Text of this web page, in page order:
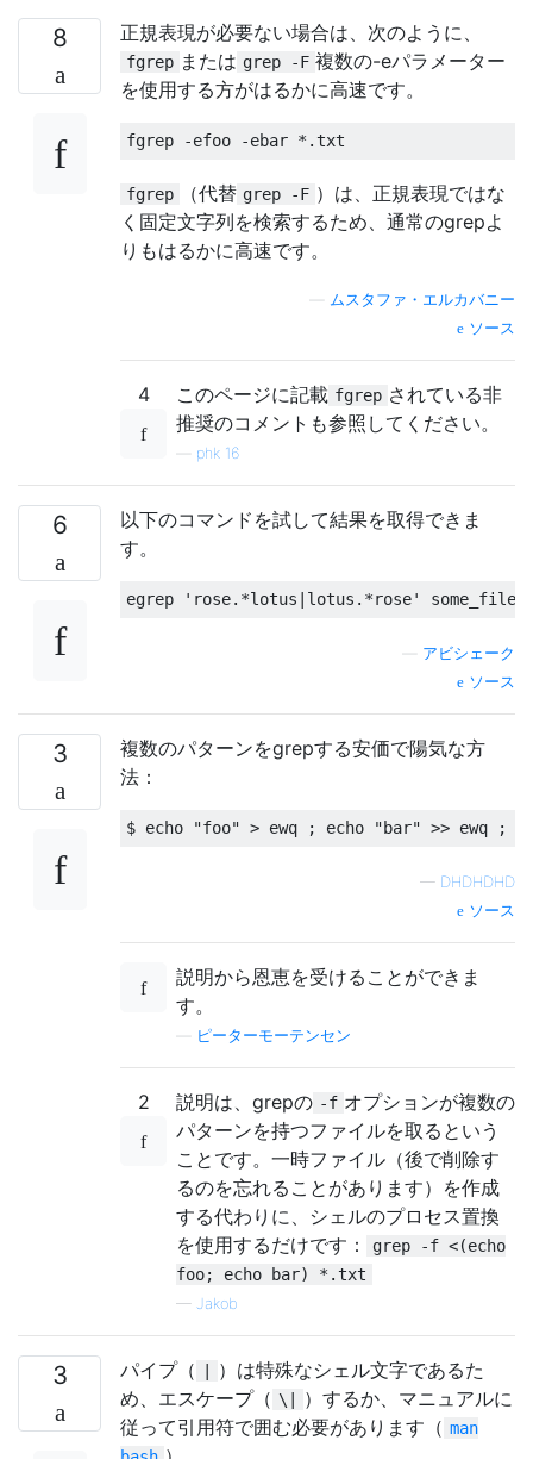
8 正規表現が必要ない場合は、次のように、
fgrep または grep -F 複数の-eパラメーター
を使用する方がはるかに高速です。
fgrep -efoo -ebar *.txt
fgrep （代替 grep -F ）は、正規表現ではな
く固定文字列を検索するため、通常のgrepよ
りもはるかに高速です。
ムスタファ・エルカバニー
ソース
4 このページに記載 fgrep されている非
推奨のコメントも参照してください。
phk 16
6
以下のコマンドを試して結果を取得できま
す。
egrep 'rose.*lotus|lotus.*rose' some_file
アビシェーク
ソース
3
複数のパターンをgrepする安価で陽気な方
法：
$ echo "foo" > ewq ; echo "bar" >> ewq ;
— DHDHDHD
ソース
説明から恩恵を受けることができま
す。
ピーターモーテンセン
2 説明は、grepの -f オプションが複数の
パターンを持つファイルを取るという
ことです。一時ファイル（後で削除す
るのを忘れることがあります）を作成
する代わりに、シェルのプロセス置換
を使用するだけです：
grep -f <(echo
foo; echo bar) *.txt
— Jakob
3 パイプ（ |
）は特殊なシェル文字であるた
め、エスケープ（ \|
）するか、マニュアルに
従って引用符で囲む必要があります（ man